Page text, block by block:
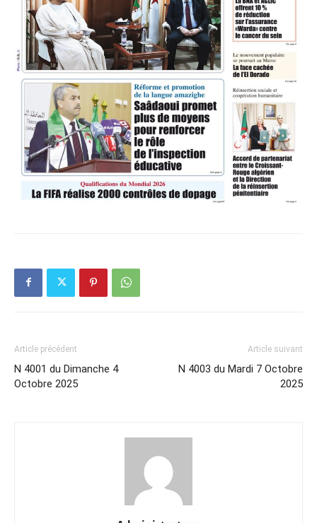
Article précédent
N 4001 du Dimanche 4
Octobre 2025
Article suivant
N 4003 du Mardi 7 Octobre
2025